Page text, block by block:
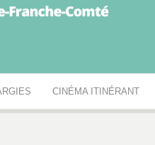
CINÉMA ITINÉRANT